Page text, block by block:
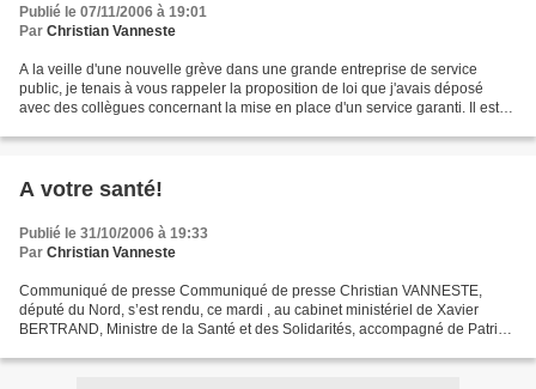
Publié le 07/11/2006 à 19:01
Par Christian Vanneste
A la veille d'une nouvelle grève dans une grande entreprise de service
public, je tenais à vous rappeler la proposition de loi que j'avais déposé
avec des collègues concernant la mise en place d'un service garanti. Il est
A votre santé!
Publié le 31/10/2006 à 19:33
Par Christian Vanneste
Communiqué de presse Communiqué de presse Christian VANNESTE,
député du Nord, s’est rendu, ce mardi , au cabinet ministériel de Xavier
BERTRAND, Ministre de la Santé et des Solidarités, accompagné de Patrick